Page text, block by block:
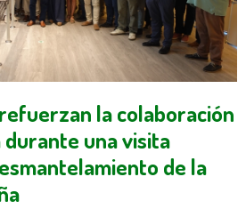
la colaboración
una visita
de la